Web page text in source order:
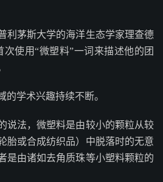
利茅斯大学的海洋生态学家理查德
次使用“微塑料”一词来描述他的团
的学术兴趣持续不断。
说法，微塑料是由较小的颗粒从较
胎或合成纺织品）中脱落时的无意
是由诸如去角质珠等小塑料颗粒的